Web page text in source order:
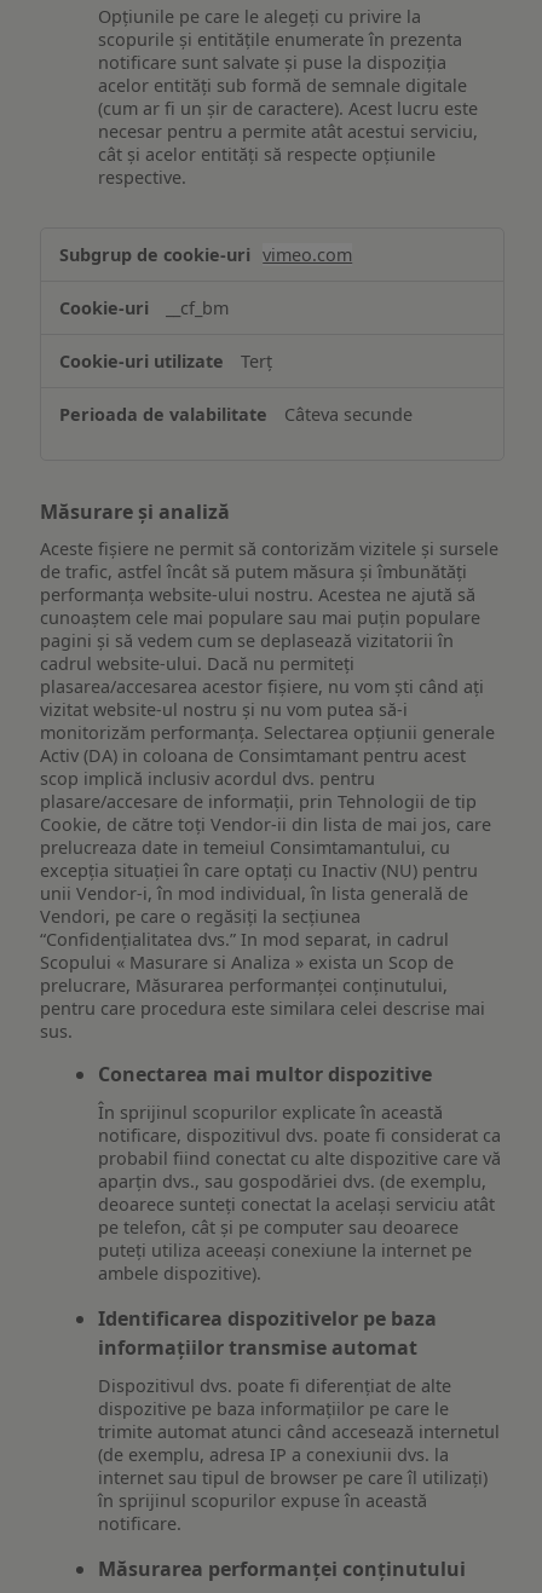
Opțiunile pe care le alegeți cu privire la
scopurile și entitățile enumerate în prezenta
notificare sunt salvate și puse la dispoziția
acelor entități sub formă de semnale digitale
(cum ar fi un șir de caractere). Acest lucru este
necesar pentru a permite atât acestui serviciu,
cât și acelor entități să respecte opțiunile
respective.
Asigurarea
funcționalităților
website-
ului
vimeo.com
__cf_bm
Terț
Câteva secunde
Măsurare și analiză
Aceste fișiere ne permit să contorizăm vizitele și sursele
de trafic, astfel încât să putem măsura și îmbunătăți
performanța website-ului nostru. Acestea ne ajută să
cunoaștem cele mai populare sau mai puțin populare
pagini și să vedem cum se deplasează vizitatorii în
cadrul website-ului. Dacă nu permiteți
plasarea/accesarea acestor fișiere, nu vom ști când ați
vizitat website-ul nostru și nu vom putea să-i
monitorizăm performanța. Selectarea opțiunii generale
Activ (DA) in coloana de Consimtamant pentru acest
scop implică inclusiv acordul dvs. pentru
plasare/accesare de informații, prin Tehnologii de tip
Cookie, de către toți Vendor-ii din lista de mai jos, care
prelucreaza date in temeiul Consimtamantului, cu
excepția situației în care optați cu Inactiv (NU) pentru
unii Vendor-i, în mod individual, în lista generală de
Vendori, pe care o regăsiți la secțiunea
“Confidențialitatea dvs.” In mod separat, in cadrul
Scopului « Masurare si Analiza » exista un Scop de
prelucrare, Măsurarea performanței conținutului,
pentru care procedura este similara celei descrise mai
sus.
Conectarea mai multor dispozitive
În sprijinul scopurilor explicate în această
notificare, dispozitivul dvs. poate fi considerat ca
probabil fiind conectat cu alte dispozitive care vă
aparțin dvs., sau gospodăriei dvs. (de exemplu,
deoarece sunteți conectat la același serviciu atât
pe telefon, cât și pe computer sau deoarece
puteți utiliza aceeași conexiune la internet pe
ambele dispozitive).
Identificarea dispozitivelor pe baza
informațiilor transmise automat
Dispozitivul dvs. poate fi diferențiat de alte
dispozitive pe baza informațiilor pe care le
trimite automat atunci când accesează internetul
(de exemplu, adresa IP a conexiunii dvs. la
internet sau tipul de browser pe care îl utilizați)
în sprijinul scopurilor expuse în această
notificare.
Măsurarea performanței conținutului